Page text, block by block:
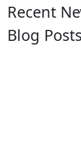
Recent
Blog Posts